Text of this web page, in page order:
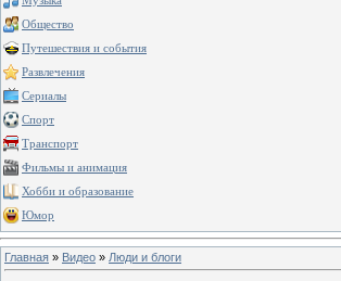
Общество
Путешествия и события
Развлечения
Сериалы
Спорт
Транспорт
Фильмы и анимация
Хобби и образование
Юмор
Главная » Видео » Люди и блоги